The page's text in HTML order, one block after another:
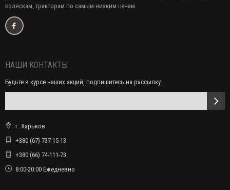
коляскам, тракторам по самым низким ценам.
НАШИ КОНТАКТЫ
Будьте в курсе наших акций, подпишитесь на рассылку:
г. Харьков
+380 (67) 737-15-13
+380 (66) 74-111-73
8:00-20:00 Ежедневно